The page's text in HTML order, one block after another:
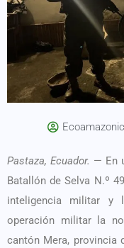
Pastaza, Ecuador. — En
Batallón de Selva N.º 49
inteligencia militar y
operación militar la
cantón Mera, provincia